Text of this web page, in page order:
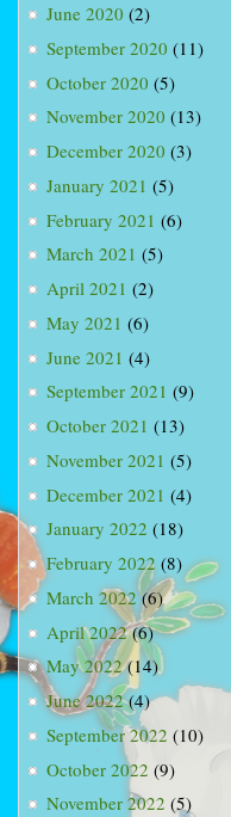
June 2020 (2)
September 2020 (11)
October 2020 (5)
November 2020 (13)
December 2020 (3)
January 2021 (5)
February 2021 (6)
March 2021 (5)
April 2021 (2)
May 2021 (6)
June 2021 (4)
September 2021 (9)
October 2021 (13)
November 2021 (5)
December 2021 (4)
January 2022 (18)
February 2022 (8)
March 2022(6)
April 2022(6)
May 2022(14)
June 2022(4)
September 2022 (10)
October 2022 (9)
November 2022 (5)